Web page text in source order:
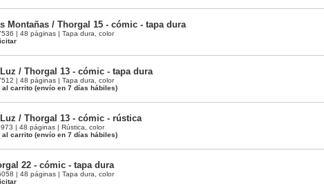
Montañas / Thorgal 15 - cómic - tapa dura
| 48 páginas | Tapa dura, color
/ Thorgal 13 - cómic - tapa dura
| 48 páginas | Tapa dura, color
al carrito (envío en 7 días hábiles)
/ Thorgal 13 - cómic - rústica
| 48 páginas | Rústica, color
al carrito (envío en 7 días hábiles)
22 - cómic - tapa dura
| 48 páginas | Tapa dura, color